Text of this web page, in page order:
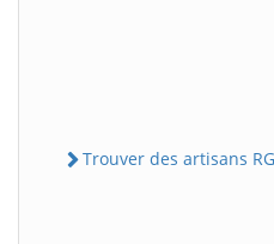
Trouver des artisans